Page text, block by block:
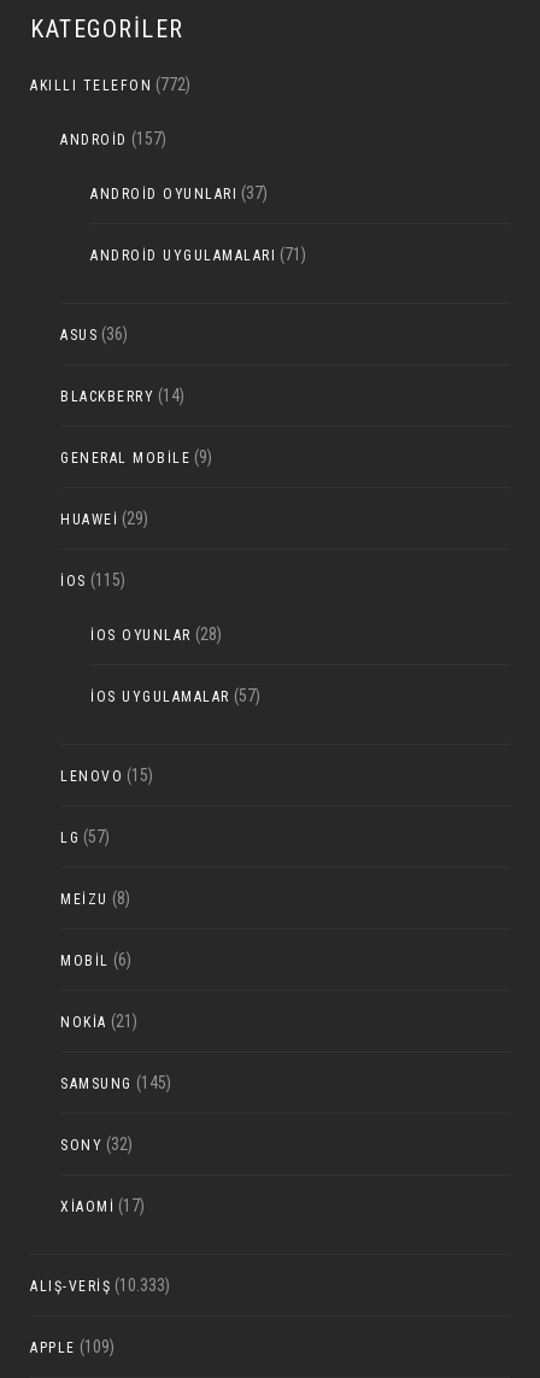
KATEGORILER
AKILLI TELEFON (772)
ANDROID (157)
ANDROID OYUNLARI (37)
ANDROID UYGULAMALARI (71)
ASUS (36)
BLACKBERRY (14)
GENERAL MOBILE (9)
HUAWEI (29)
IOS (115)
IOS OYUNLAR (28)
IOS UYGULAMALAR (57)
LENOVO (15)
LG (57)
MEIZU (8)
MOBIL (6)
NOKIA (21)
SAMSUNG (145)
SONY (32)
XIAOMI (17)
ALIŞ-VERIŞ (10.333)
APPLE (109)